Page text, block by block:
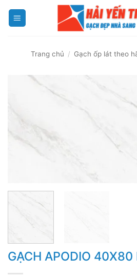
Trang chủ / Gạch ốp lát theo
GẠCH APODIO